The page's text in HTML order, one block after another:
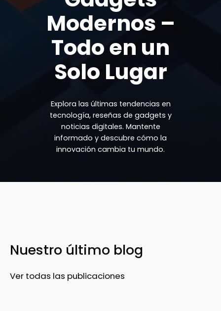
Modernos –
Todo en un
Solo Lugar
Explora las últimas tendencias en
tecnología, reseñas de gadgets y
noticias digitales. Mantente
informado y descubre cómo la
innovación cambia tu mundo.
Nuestro último blog
Ver todas las publicaciones